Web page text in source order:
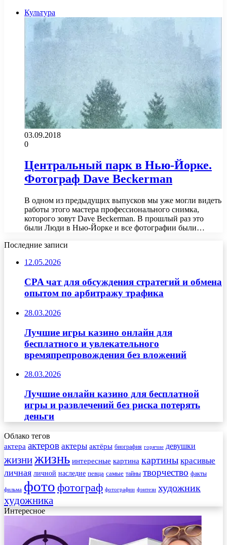
Культура
03.09.2018
0
Центральный парк в Нью-Йорке.
Фотограф Dave Beckerman
В одном из предыдущих выпусков мы уже могли видеть
работы этого мастера профессионального снимка,
которого зовут Dave Beckerman. В прошлый раз это
были Люди в Нью-Йорке и все фотографии были…
Последние записи
12.05.2026
CPA чат для обсуждения стратегий и обмена
опытом по арбитражу трафика
28.03.2026
Лучшие игры казино онлайн для
бесплатного и увлекательного
времяпрепровождения без вложений
28.03.2026
Лучшие онлайн казино для бесплатной
игры и развлечений без риска потерять
деньги
Облако тегов
актера актеров актеры актёры биография горячие девушки
жизнижизнь интересные картина картины красивые
личная личной наследие певца самые тайны творчество факты
фильма фото фотограф фотографии фэнтези художник
художника
Интересное